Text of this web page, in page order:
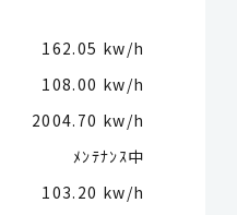
162.05 kw/h
108.00 kw/h
2004.70 kw/h
ﾒﾝﾃﾅﾝｽ中
103.20 kw/h